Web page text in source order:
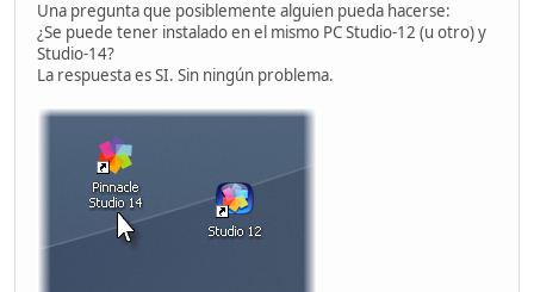
Una pregunta que posiblemente alguien pueda hacerse:
¿Se puede tener instalado en el mismo PC Studio-12 (u otro) y
Studio-14?
La respuesta es SI. Sin ningún problema.